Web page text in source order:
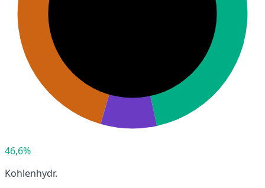
46,6%
Kohlenhydr.